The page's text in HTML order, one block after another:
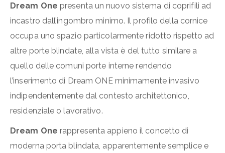
Dream One presenta un nuovo sistema di coprifili ad
incastro dall’ingombro minimo. Il profilo della cornice
occupa uno spazio particolarmente ridotto rispetto ad
altre porte blindate, alla vista è del tutto similare a
quello delle comuni porte interne rendendo
l’inserimento di Dream ONE minimamente invasivo
indipendentemente dal contesto architettonico,
residenziale o lavorativo.
Dream One rappresenta appieno il concetto di
moderna porta blindata, apparentemente semplice e